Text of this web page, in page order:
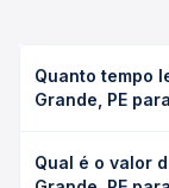
Quanto tempo
Grande, PE
Velha, CE leva
Qual é o valor